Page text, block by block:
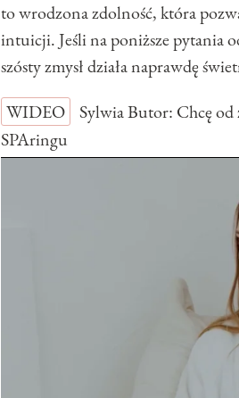
to wrodzona zdolność, która
intuicji. Jeśli na poniższe pytania
szósty zmysł działa naprawdę
WIDEO
Sylwia Butor: Chcę
SPAringu